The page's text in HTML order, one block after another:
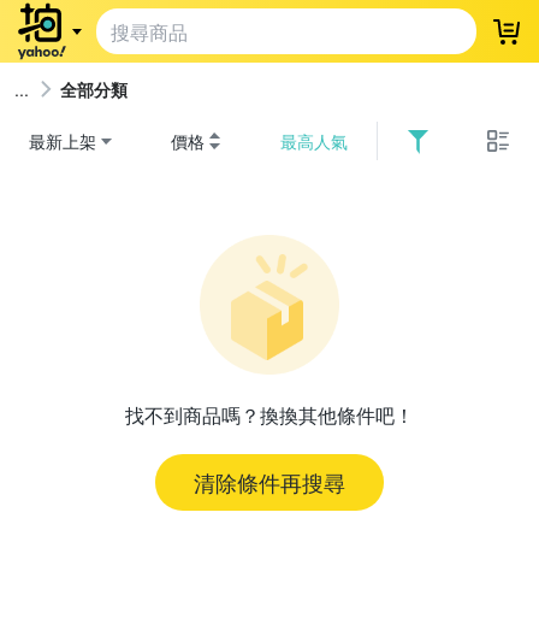
登
全部分類
最新上架 價格 最高人氣
找不到商品嗎？換換其他條件吧！
清除條件再搜尋